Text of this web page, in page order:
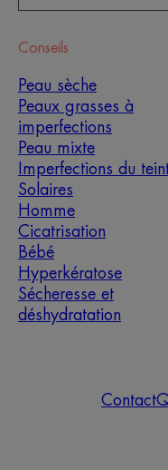
Conseils
Peau sèche
Peaux grasses à
imperfections
Peau mixte
Imperfections du
Solaires
Homme
Cicatrisation
Bébé
Hyperkératose
Sécheresse et
déshydratation
Contact